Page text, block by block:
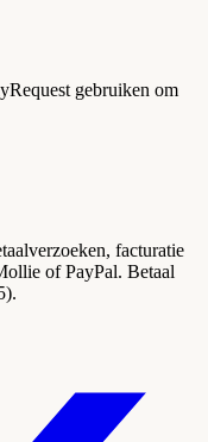
gebruiken om
facturatie
of PayPal. Betaal